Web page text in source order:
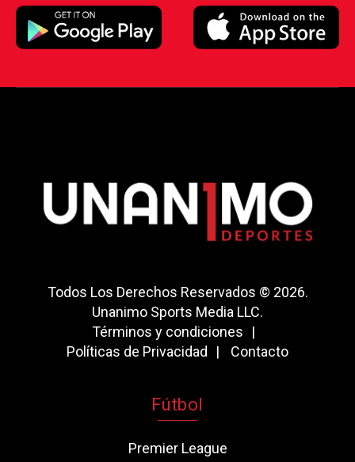
Todos Los Derechos Reservados © 2026.
Unanimo Sports Media LLC.
Términos y condiciones
Políticas de Privacidad
Contacto
Fútbol
Premier League